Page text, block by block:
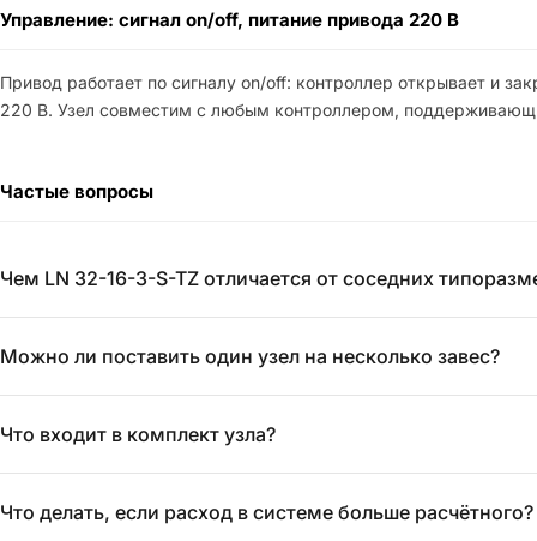
Управление: сигнал on/off, питание привода 220 В
Привод работает по сигналу on/off: контроллер открывает и
220 В. Узел совместим с любым контроллером,
Частые вопросы
Чем LN 32-16-3-S-TZ отличается от соседних
Можно ли поставить один узел на несколько завес?
Что входит в комплект узла?
Что делать, если расход в системе больше расчётного?